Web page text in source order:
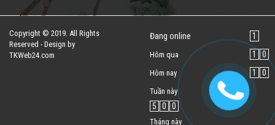
Copyright © 2019. All Rights
Reserved - Design by
TKWeb24.com
Đang online 1
Hôm qua 1 0
Hôm nay 1 0
Tuần này
5 0 0
Tháng này